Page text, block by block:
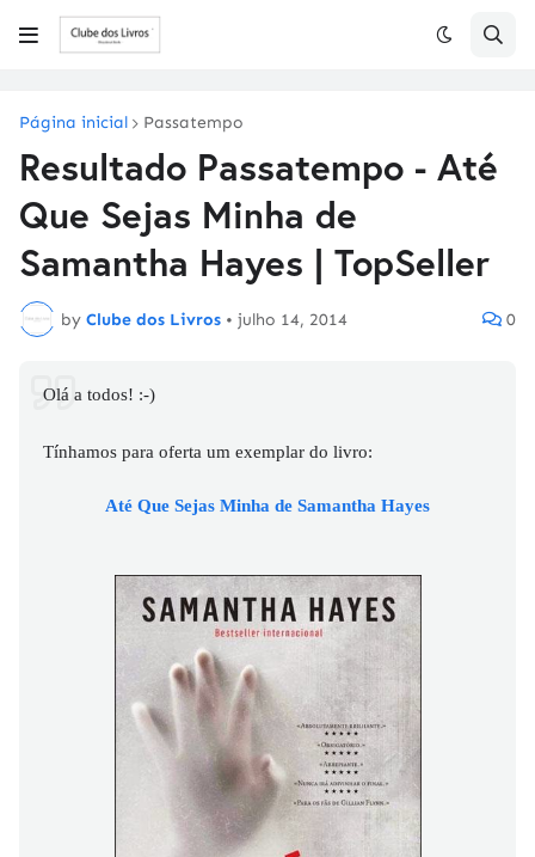
Página inicial Passatempo
Resultado Passatempo - Até
Que Sejas Minha de
Samantha Hayes | TopSeller
by Clube dos Livros • julho 14, 2014 0
Olá a todos! :-)
Tínhamos para oferta um exemplar do livro:
Até Que Sejas Minha de Samantha Hayes